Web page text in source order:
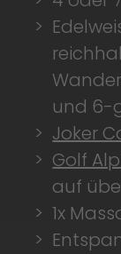
und 6-
Joker
Golf
auf
1x